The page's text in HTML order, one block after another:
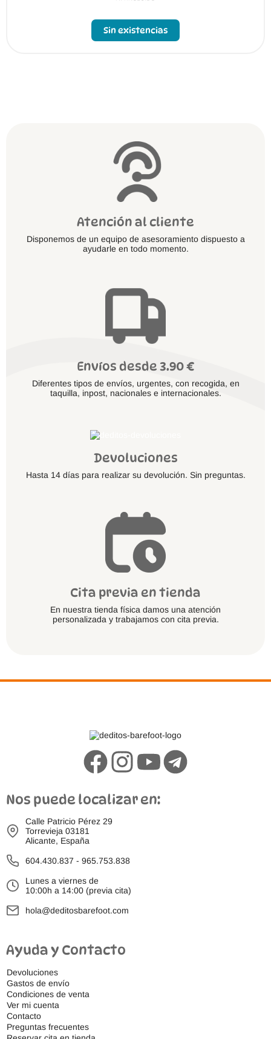
Sin existencias
Atención al cliente
Disponemos de un equipo de asesoramiento dispuesto a
ayudarle en todo momento.
Envíos desde 3.90 €
Diferentes tipos de envíos, urgentes, con recogida, en
taquilla, inpost, nacionales e internacionales.
Devoluciones
Hasta 14 días para realizar su devolución. Sin preguntas.
Cita previa en tienda
En nuestra tienda física damos una atención
personalizada y trabajamos con cita previa.
Nos puede localizar en:
Calle Patricio Pérez 29
Torrevieja 03181
Alicante, España
604.430.837 - 965.753.838
Lunes a viernes de
10:00h a 14:00 (previa cita)
hola@deditosbarefoot.com
Ayuda y Contacto
Devoluciones
Gastos de envío
Condiciones de venta
Ver mi cuenta
Contacto
Preguntas frecuentes